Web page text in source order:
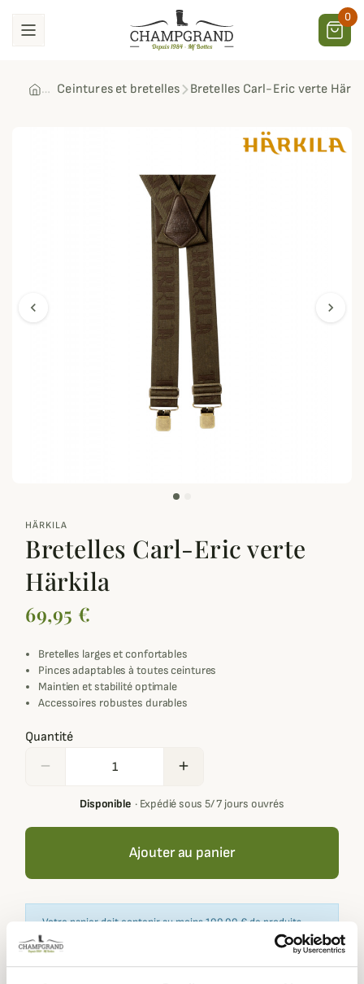
0
Ceintures et bretelles Bretelles Carl-Eric verte
chevron_left
zoom_out_map
chevron_right
HÄRKILA
Bretelles Carl-Eric verte
Härkila
69,95 €
Bretelles larges et confortables
Pinces adaptables à toutes ceintures
Maintien et stabilité optimale
Accessoires robustes durables
Quantité
remove add
Disponible· Expédié sous 5/ 7 jours ouvrés
Ajouter au panier
Votre panier doit contenir au moins 100,00 € de produits
pour pouvoir obtenir des récompenses fidélité.